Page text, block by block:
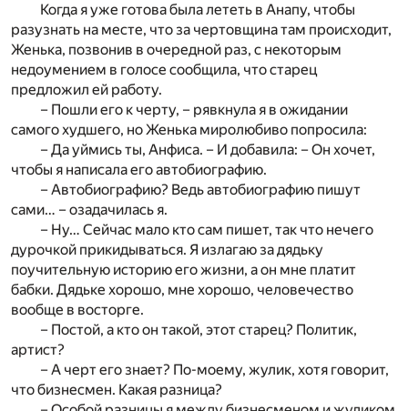
Когда я уже готова была лететь в Анапу, чтобы
разузнать на месте, что за чертовщина там происходит,
Женька, позвонив в очередной раз, с некоторым
недоумением в голосе сообщила, что старец
предложил ей работу.
– Пошли его к черту, – рявкнула я в ожидании
самого худшего, но Женька миролюбиво попросила:
– Да уймись ты, Анфиса. – И добавила: – Он хочет,
чтобы я написала его автобиографию.
– Автобиографию? Ведь автобиографию пишут
сами… – озадачилась я.
– Ну… Сейчас мало кто сам пишет, так что нечего
дурочкой прикидываться. Я излагаю за дядьку
поучительную историю его жизни, а он мне платит
бабки. Дядьке хорошо, мне хорошо, человечество
вообще в восторге.
– Постой, а кто он такой, этот старец? Политик,
артист?
– А черт его знает? По-моему, жулик, хотя говорит,
что бизнесмен. Какая разница?